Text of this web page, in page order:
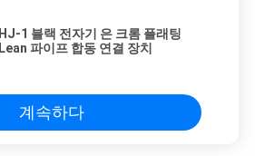
HJ-1 블랙 전자기 은 크롬 플래팅
Lean 파이프 합동 연결 장치
계속하다